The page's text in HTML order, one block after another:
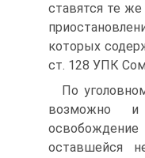
ставятся те
которых
ст. 128 УПК
По
возможно и
оставшейся